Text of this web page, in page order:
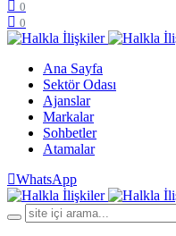
0
0
Ana Sayfa
Sektör Odası
Ajanslar
Markalar
Sohbetler
Atamalar
WhatsApp